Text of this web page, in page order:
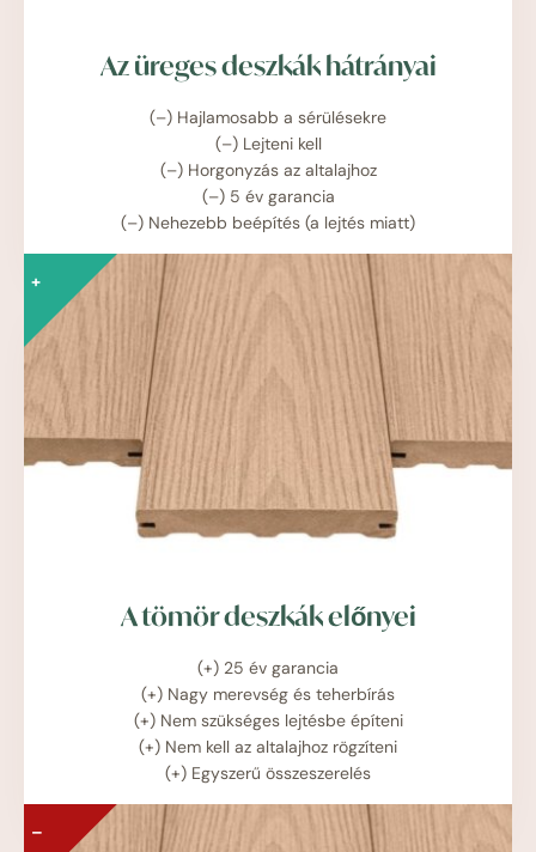
Az üreges deszkák hátrányai
(–) Hajlamosabb a sérülésekre
(–) Lejteni kell
(–) Horgonyzás az altalajhoz
(–) 5 év garancia
(–) Nehezebb beépítés (a lejtés miatt)
+
A tömör deszkák előnyei
(+) 25 év garancia
(+) Nagy merevség és teherbírás
(+) Nem szükséges lejtésbe építeni
(+) Nem kell az altalajhoz rögzíteni
(+) Egyszerű összeszerelés
–